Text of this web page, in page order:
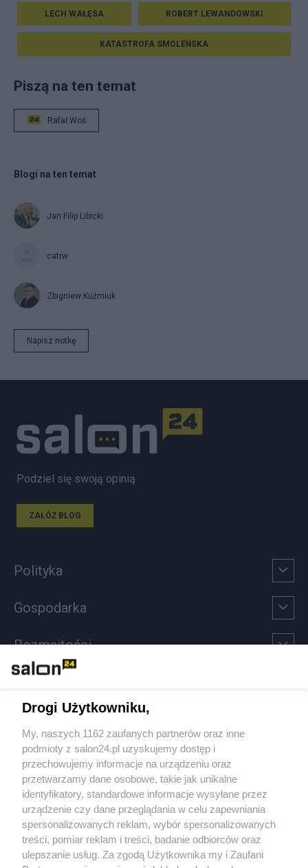
LECH WAŁĘSA ROBERT LEWANDOWSKI
KATASTROFA SMOLEŃSKA
Piszą na ten temat
Rafał Woś
Blogi na ten temat
Jan Filip Libicki
catrw
Zbigniew Kuźmiuk
Napisz notkę
Podziel się swoją opinią
ZAŁÓŻ BLOG
Polityka
Gospodarka
Rozmaitości
Sport
Społeczeństwo
Kultura
X Facebook Instagram Youtube
Drogi Użytkowniku,
My, naszych 1162 zaufanych partnerów oraz inne
podmioty z salon24.pl uzyskujemy dostęp i
przechowujemy informacje na urządzeniu oraz
przetwarzamy dane osobowe, takie jak unikalne
identyfikatory, standardowe informacje wysyłane przez
urządzenie czy dane przeglądania w celu zapewniania
spersonalizowanych reklam, wybór spersonalizowanych
treści, pomiar reklam i treści, badanie odbiorców oraz
ulepszanie usług. Za zgodą Użytkownika my i Zaufani